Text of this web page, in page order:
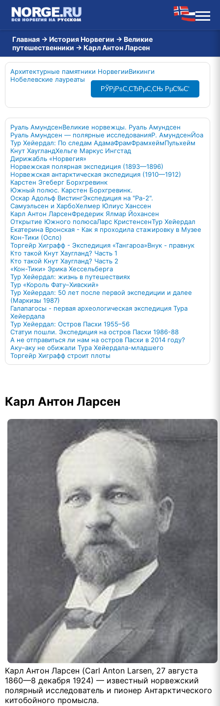
Главная → История Норвегии → Великие
путешественники → Карл Антон Ларсен
Архитектурные памятники НорвегииВикинги
Нобелевские лауреаты
РЎРјРѕС‚СЂРµС‚СЊ РµС‰С‘
Руаль АмундсенВеликие норвежцы. Руаль Амундсен
Руаль Амундсен — полярные исследованияР. АмундсенЙоа
Тур Хейердал: По следам АдамаФрамФрамхеймПульхейм
Кнут ХаугландХельге Маркус Ингстад
Дирижабль «Норвегия»
Норвежская полярная экспедиция (1893—1896)
Норвежская антарктическая экспедиция (1910—1912)
Карстен Эгеберг Борхгревинк
Южный полюс. Карстен Борхгревинк.
Оскар Адольф ВистингЭкспедиция на "Ра-2".
Самуэльсен и ХарбоХелмер Юлиус Ханссен
Карл Антон ЛарсенФредерик Ялмар Йохансен
Открытие Южного полюсаЛарс КристенсенТур Хейердал
Екатерина Вронская - Как я проходила стажировку в Музее
Кон-Тики (Осло)
Торгейр Хиграфф - Экспедиция «Тангароа»Внук - правнук
Кто такой Кнут Хаугланд? Часть 1
Кто такой Кнут Хаугланд? Часть 2
«Кон-Тики» Эрика Хессельберга
Тур Хейердал: жизнь в путешествиях
Тур «Король Фату–Хивский»
Тур Хейердал: 50 лет после первой экспедиции и далее
(Маркизы 1987)
Галапагосы - первая археологическая экспедиция Тура
Хейердала
Тур Хейердал: Остров Пасхи 1955–56
Статуи пошли. Экспедиция на остров Пасхи 1986-88
А не отправиться ли нам на остров Пасхи в 2014 году?
Аку–аку не обижали Тура Хейердала-младшего
Торгейр Хиграфф строит плоты
Карл Антон Ларсен
Карл Антон Ларсен (Carl Anton Larsen, 27 августа
1860—8 декабря 1924) — известный норвежский
полярный исследователь и пионер Антарктического
китобойного промысла.